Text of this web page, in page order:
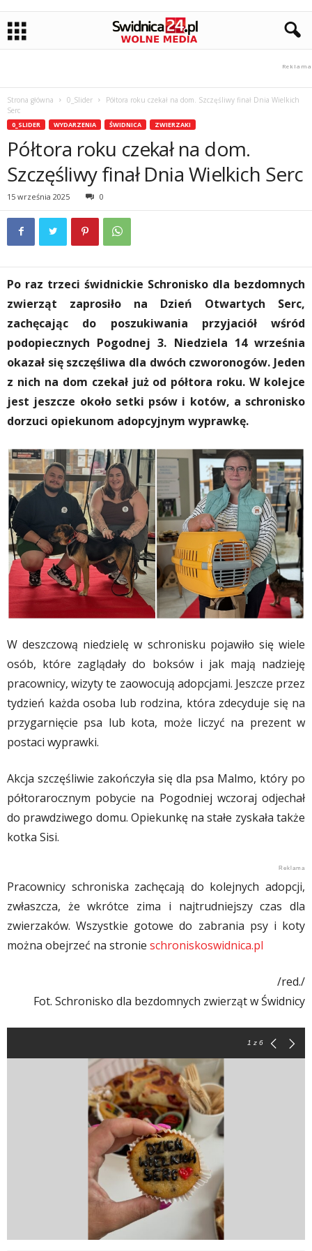
Strona główna 0_Slider
Półtora roku czekał na dom. Szczęśliwy finał Dnia Wielkich
Serc
0_SLIDER WYDARZENIA ŚWIDNICA ZWIERZAKI
Półtora roku czekał na dom.
Szczęśliwy finał Dnia Wielkich Serc
15 września 2025 0
Po raz trzeci świdnickie Schronisko dla bezdomnych
zwierząt zaprosiło na Dzień Otwartych Serc,
zachęcając do poszukiwania przyjaciół wśród
podopiecznych Pogodnej 3. Niedziela 14 września
okazał się szczęśliwa dla dwóch czworonogów. Jeden
z nich na dom czekał już od półtora roku. W kolejce
jest jeszcze około setki psów i kotów, a schronisko
dorzuci opiekunom adopcyjnym wyprawkę.
W deszczową niedzielę w schronisku pojawiło się wiele
osób, które zaglądały do boksów i jak mają nadzieję
pracownicy, wizyty te zaowocują adopcjami. Jeszcze przez
tydzień każda osoba lub rodzina, która zdecyduje się na
przygarnięcie psa lub kota, może liczyć na prezent w
postaci wyprawki.
Akcja szczęśliwie zakończyła się dla psa Malmo, który po
półtorarocznym pobycie na Pogodniej wczoraj odjechał
do prawdziwego domu. Opiekunkę na stałe zyskała także
kotka Sisi.
Pracownicy schroniska zachęcają do kolejnych adopcji,
zwłaszcza, że wkrótce zima i najtrudniejszy czas dla
zwierzaków. Wszystkie gotowe do zabrania psy i koty
można obejrzeć na stronie schroniskoswidnica.pl
/red./
Fot. Schronisko dla bezdomnych zwierząt w Świdnicy
1 z 6